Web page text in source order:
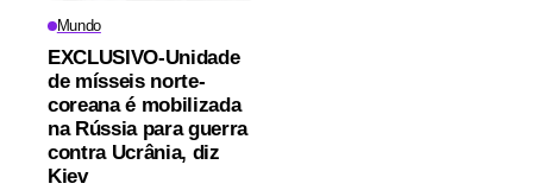
Mundo
EXCLUSIVO-Unidade
de mísseis norte-
coreana é mobilizada
na Rússia para guerra
contra Ucrânia, diz
Kiev